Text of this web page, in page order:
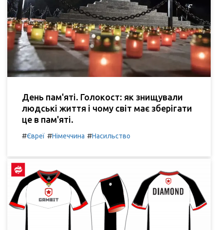
День пам'яті. Голокост: як знищували
людські життя і чому світ має зберігати
це в пам'яті.
#Євреї #Німеччина #Насильство